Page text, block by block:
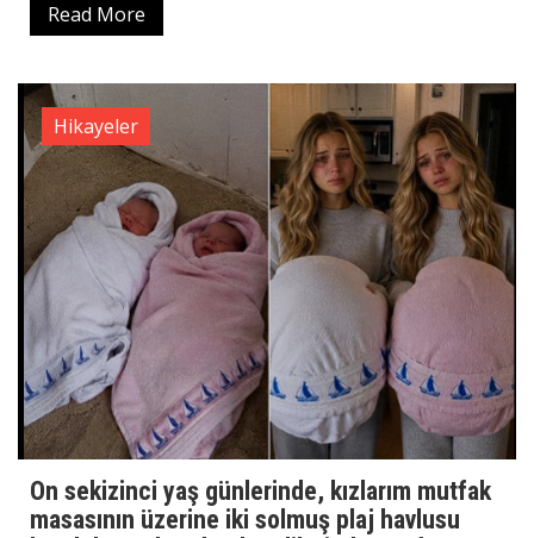
Read More
Hikayeler
On sekizinci yaş günlerinde, kızlarım mutfak
masasının üzerine iki solmuş plaj havlusu